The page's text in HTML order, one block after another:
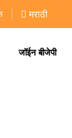
मराठी
जॉईन बीजेपी